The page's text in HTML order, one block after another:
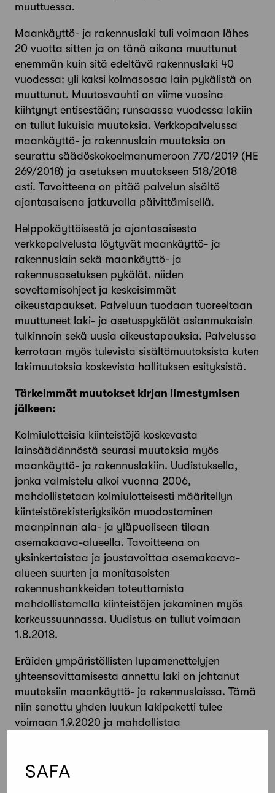
muuttuessa.
Maankäyttö- ja rakennuslaki tuli voimaan lähes
20 vuotta sitten ja on tänä aikana muuttunut
enemmän kuin sitä edeltävä rakennuslaki 40
vuodessa: yli kaksi kolmasosaa lain pykälistä on
muuttunut. Muutosvauhti on viime vuosina
kiihtynyt entisestään; runsaassa vuodessa lakiin
on tullut lukuisia muutoksia. Verkkopalvelussa
maankäyttö- ja rakennuslain muutoksia on
seurattu säädöskokoelmanumeroon 770/2019 (HE
269/2018) ja asetuksen muutokseen 518/2018
asti. Tavoitteena on pitää palvelun sisältö
ajantasaisena jatkuvalla päivittämisellä.
Helppokäyttöisestä ja ajantasaisesta
verkkopalvelusta löytyvät maankäyttö- ja
rakennuslain sekä maankäyttö- ja
rakennusasetuksen pykälät, niiden
soveltamisohjeet ja keskeisimmät
oikeustapaukset. Palveluun tuodaan tuoreeltaan
muuttuneet laki- ja asetuspykälät asianmukaisin
tulkinnoin sekä uusia oikeustapauksia. Palvelussa
kerrotaan myös tulevista sisältömuutoksista kuten
lakimuutoksia koskevista hallituksen esityksistä.
Tärkeimmät muutokset kirjan ilmestymisen
jälkeen:
Kolmiulotteisia kiinteistöjä koskevasta
lainsäädännöstä seurasi muutoksia myös
maankäyttö- ja rakennuslakiin. Uudistuksella,
jonka valmistelu alkoi vuonna 2006,
mahdollistetaan kolmiulotteisesti määritellyn
kiinteistörekisteriyksikön muodostaminen
maanpinnan ala- ja yläpuoliseen tilaan
asemakaava-alueella. Tavoitteena on
yksinkertaistaa ja joustavoittaa asemakaava-
alueen suurten ja monitasoisten
rakennushankkeiden toteuttamista
mahdollistamalla kiinteistöjen jakaminen myös
korkeussuunnassa. Uudistus on tullut voimaan
1.8.2018.
Eräiden ympäristöllisten lupamenettelyjen
yhteensovittamisesta annettu laki on johtanut
muutoksiin maankäyttö- ja rakennuslaissa. Tämä
niin sanottu yhden luukun lakipaketti tulee
voimaan 1.9.2020 ja mahdollistaa
rakennuslain sekä vaarallisten kemikaalien ja